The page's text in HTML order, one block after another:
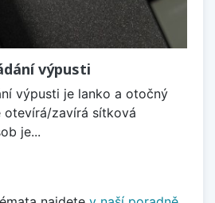
výpusti
výpusti je lanko a otočný
otevírá/zavírá sítková
je...